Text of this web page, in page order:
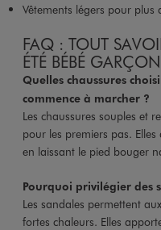
Vêtements légers pour plus
FAQ : TOUT
ÉTÉ BÉBÉ GARÇON
Quelles chaussures
commence à marcher ?
Les chaussures souples et
pour les premiers pas.
en laissant le pied bouger
Pourquoi privilégier des
Les sandales permettent
fortes chaleurs. Elles